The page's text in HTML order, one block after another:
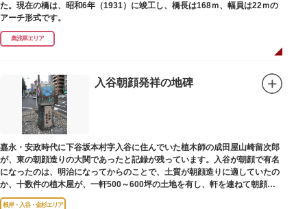
た。現在の橋は、昭和6年（1931）に竣工し、橋長は168ｍ、幅員は22ｍの
アーチ形式です。
奥浅草エリア
入谷朝顔発祥の地碑
嘉永・安政時代に下谷坂本村字入谷に住んでいた植木師の成田屋山崎留次郎
が、東の朝顔造りの大関であったと記録が残っています。入谷が朝顔で有名
になったのは、明治になってからのことで、土質が朝顔造りに適していたの
か、十数件の植木屋が、一軒500～600坪の土地を有し、軒を連ねて朝顔造
りをはじめました。
根岸・入谷・金杉エリア